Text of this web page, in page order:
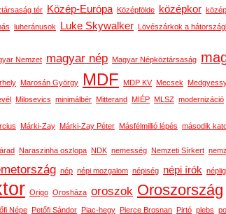
tér Közép-Európa Középfölde középkor
luheránusok Luke Skywalker Lövészárkok a
Nemzet magyar nép Magyar Népköztársaság
Marosán György MDF MDP KV Mecsek
Milosevics minimálbér Mitterand MIÉP MLSZ modernizáció
Márki-Zay Márki-Zay Péter Másfélmillió lépés második
Naraszinha oszlopa NDK nemesség Nemzeti Sírkert
nép népi mozgalom népiség népi írók
Origo Orosháza oroszok Oroszország
Népe Petőfi Sándor Piac-hegy Pierce Brosnan Pirtó plebs